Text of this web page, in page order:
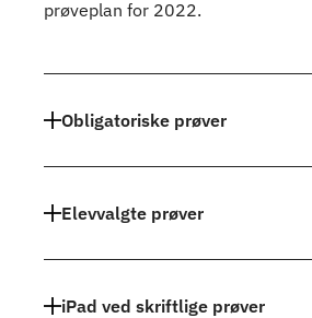
prøveplan for 2022.
Obligatoriske prøver
Elevvalgte prøver
iPad ved skriftlige prøver